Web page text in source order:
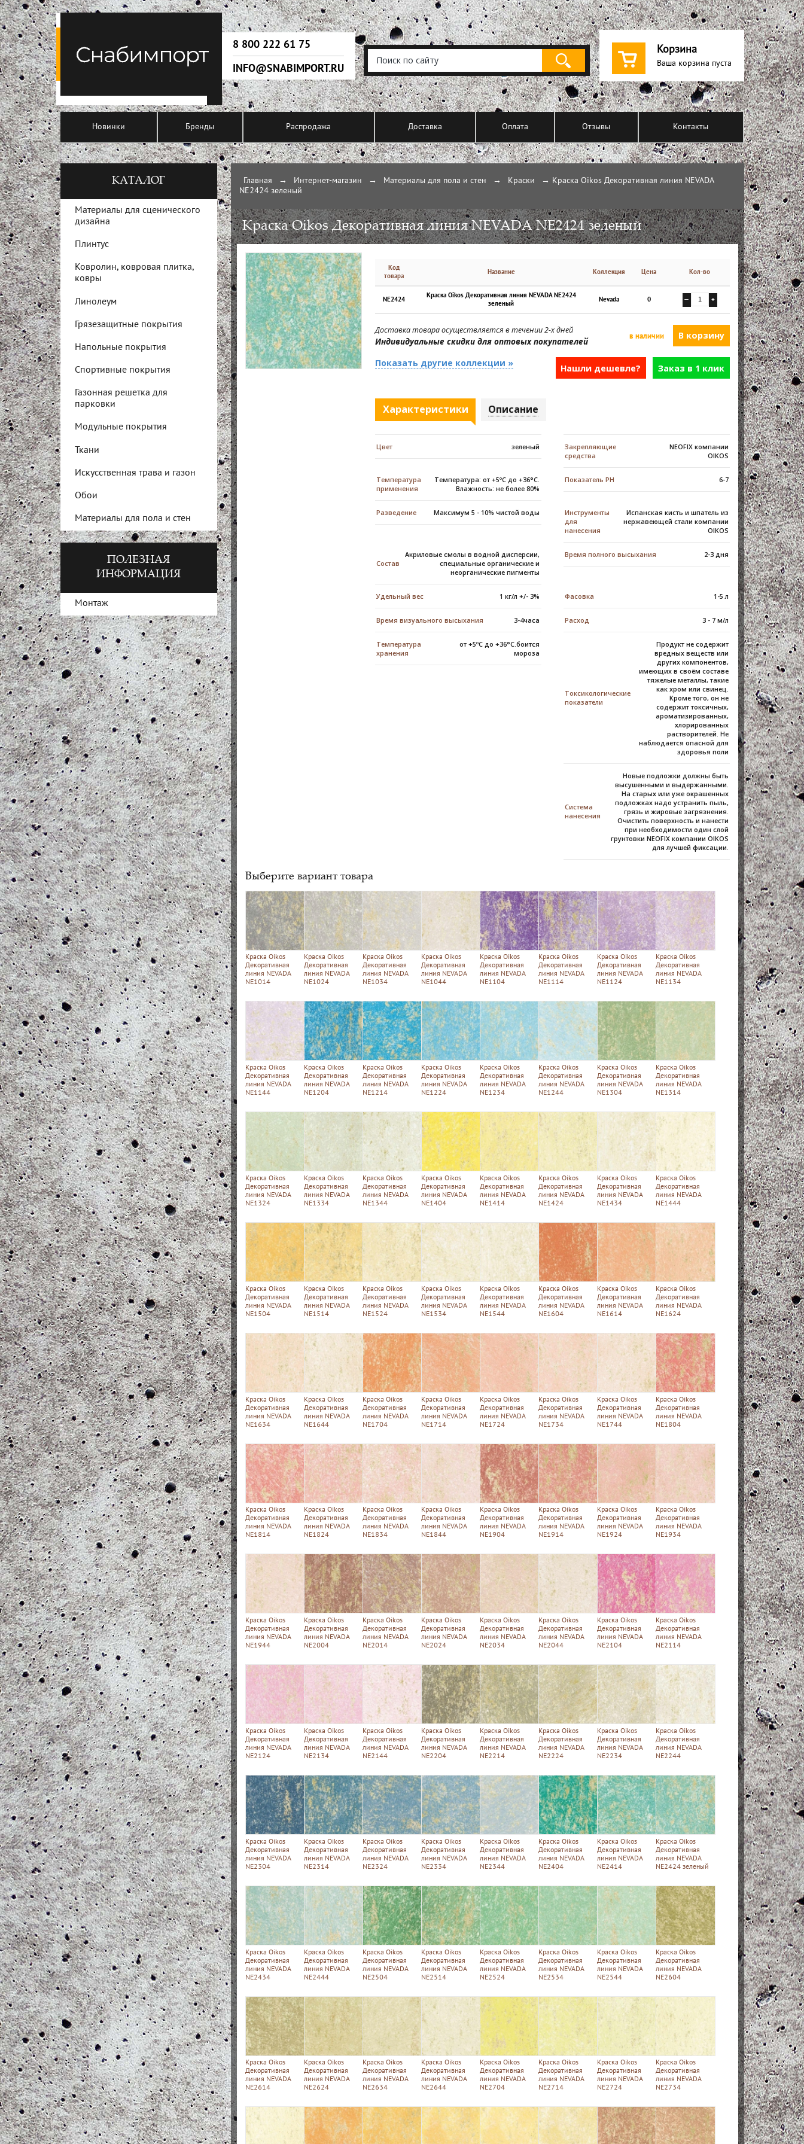
8 800 222 61 75
INFO@SNABIMPORT.RU
Корзина
Ваша корзина пуста
Новинки Бренды Распродажа Доставка Оплата Отзывы Контакты
Главная → Интернет-магазин → Материалы для пола и стен → Краски →
Краска Oikos Декоративная линия NEVADA
NE2424 зеленый
Краска Oikos Декоративная линия NEVADA NE2424 зеленый
Код
товара
Название Коллекция Цена Кол-во
NE2424
Краска Oikos Декоративная линия NEVADA NE2424
зеленый
Nevada 0 — +
Доставка товара осуществляется в течении 2-х дней
Индивидуальные скидки для оптовых покупателей в наличии
Показать другие коллекции » Заказ в 1 клик
Нашли дешевле?
Характеристики Описание
Цвет зеленый
Закрепляющие
средства
NEOFIX компании
OIKOS
Показатель PH 6-7
Температура
применения
Температура: от +5ºС до +36°С.
Влажность: не более 80%
Разведение Максимум 5 - 10% чистой воды
Инструменты
для
нанесения
Испанская кисть и шпатель из
нержавеющей стали компании
OIKOS
Время полного высыхания
2-3 дня
Состав
Акриловые смолы в водной дисперсии,
специальные органические и
неорганические пигменты
Удельный вес 1 кг/л +/- 3% Фасовка 1-5 л
Расход 3 - 7 м/л
Время визуального высыхания 3-4часа
Температура
хранения
от +5ºС до +36°С.боится
мороза
Токсикологические
показатели
Продукт не содержит
вредных веществ или
других компонентов,
имеющих в своём составе
тяжелые металлы, такие
как хром или свинец.
Кроме того, он не
содержит токсичных,
ароматизированных,
хлорированных
растворителей. Не
наблюдается опасной для
здоровья поли
Система
нанесения
Новые подложки должны быть
высушенными и выдержанными.
На старых или уже окрашенных
подложках надо устранить пыль,
грязь и жировые загрязнения.
Очистить поверхность и нанести
при необходимости один слой
грунтовки NEOFIX компании OIKOS
для лучшей фиксации.
Выберите вариант товара
Краска Oikos
Декоративная
линия NEVADA
NE1014
Краска Oikos
Декоративная
линия NEVADA
NE1024
Краска Oikos
Декоративная
линия NEVADA
NE1034
Краска Oikos
Декоративная
линия NEVADA
NE1044
Краска Oikos
Декоративная
линия NEVADA
NE1104
Краска Oikos
Декоративная
линия NEVADA
NE1114
Краска Oikos
Декоративная
линия NEVADA
NE1124
Краска Oikos
Декоративная
линия NEVADA
NE1134
Краска Oikos
Декоративная
линия NEVADA
NE1144
Краска Oikos
Декоративная
линия NEVADA
NE1204
Краска Oikos
Декоративная
линия NEVADA
NE1214
Краска Oikos
Декоративная
линия NEVADA
NE1224
Краска Oikos
Декоративная
линия NEVADA
NE1234
Краска Oikos
Декоративная
линия NEVADA
NE1244
Краска Oikos
Декоративная
линия NEVADA
NE1304
Краска Oikos
Декоративная
линия NEVADA
NE1314
Краска Oikos
Декоративная
линия NEVADA
NE1324
Краска Oikos
Декоративная
линия NEVADA
NE1334
Краска Oikos
Декоративная
линия NEVADA
NE1344
Краска Oikos
Декоративная
линия NEVADA
NE1404
Краска Oikos
Декоративная
линия NEVADA
NE1414
Краска Oikos
Декоративная
линия NEVADA
NE1424
Краска Oikos
Декоративная
линия NEVADA
NE1434
Краска Oikos
Декоративная
линия NEVADA
NE1444
Краска Oikos
Декоративная
линия NEVADA
NE1504
Краска Oikos
Декоративная
линия NEVADA
NE1514
Краска Oikos
Декоративная
линия NEVADA
NE1524
Краска Oikos
Декоративная
линия NEVADA
NE1534
Краска Oikos
Декоративная
линия NEVADA
NE1544
Краска Oikos
Декоративная
линия NEVADA
NE1604
Краска Oikos
Декоративная
линия NEVADA
NE1614
Краска Oikos
Декоративная
линия NEVADA
NE1624
Краска Oikos
Декоративная
линия NEVADA
NE1634
Краска Oikos
Декоративная
линия NEVADA
NE1644
Краска Oikos
Декоративная
линия NEVADA
NE1704
Краска Oikos
Декоративная
линия NEVADA
NE1714
Краска Oikos
Декоративная
линия NEVADA
NE1724
Краска Oikos
Декоративная
линия NEVADA
NE1734
Краска Oikos
Декоративная
линия NEVADA
NE1744
Краска Oikos
Декоративная
линия NEVADA
NE1804
Краска Oikos
Декоративная
линия NEVADA
NE1814
Краска Oikos
Декоративная
линия NEVADA
NE1824
Краска Oikos
Декоративная
линия NEVADA
NE1834
Краска Oikos
Декоративная
линия NEVADA
NE1844
Краска Oikos
Декоративная
линия NEVADA
NE1904
Краска Oikos
Декоративная
линия NEVADA
NE1914
Краска Oikos
Декоративная
линия NEVADA
NE1924
Краска Oikos
Декоративная
линия NEVADA
NE1934
Краска Oikos
Декоративная
линия NEVADA
NE1944
Краска Oikos
Декоративная
линия NEVADA
NE2004
Краска Oikos
Декоративная
линия NEVADA
NE2014
Краска Oikos
Декоративная
линия NEVADA
NE2024
Краска Oikos
Декоративная
линия NEVADA
NE2034
Краска Oikos
Декоративная
линия NEVADA
NE2044
Краска Oikos
Декоративная
линия NEVADA
NE2104
Краска Oikos
Декоративная
линия NEVADA
NE2114
Краска Oikos
Декоративная
линия NEVADA
NE2124
Краска Oikos
Декоративная
линия NEVADA
NE2134
Краска Oikos
Декоративная
линия NEVADA
NE2144
Краска Oikos
Декоративная
линия NEVADA
NE2204
Краска Oikos
Декоративная
линия NEVADA
NE2214
Краска Oikos
Декоративная
линия NEVADA
NE2224
Краска Oikos
Декоративная
линия NEVADA
NE2234
Краска Oikos
Декоративная
линия NEVADA
NE2244
Краска Oikos
Декоративная
линия NEVADA
NE2304
Краска Oikos
Декоративная
линия NEVADA
NE2314
Краска Oikos
Декоративная
линия NEVADA
NE2324
Краска Oikos
Декоративная
линия NEVADA
NE2334
Краска Oikos
Декоративная
линия NEVADA
NE2344
Краска Oikos
Декоративная
линия NEVADA
NE2404
Краска Oikos
Декоративная
линия NEVADA
NE2414
Краска Oikos
Декоративная
линия NEVADA
NE2424 зеленый
Краска Oikos
Декоративная
линия NEVADA
NE2434
Краска Oikos
Декоративная
линия NEVADA
NE2444
Краска Oikos
Декоративная
линия NEVADA
NE2504
Краска Oikos
Декоративная
линия NEVADA
NE2514
Краска Oikos
Декоративная
линия NEVADA
NE2524
Краска Oikos
Декоративная
линия NEVADA
NE2534
Краска Oikos
Декоративная
линия NEVADA
NE2544
Краска Oikos
Декоративная
линия NEVADA
NE2604
Краска Oikos
Декоративная
линия NEVADA
NE2614
Краска Oikos
Декоративная
линия NEVADA
NE2624
Краска Oikos
Декоративная
линия NEVADA
NE2634
Краска Oikos
Декоративная
линия NEVADA
NE2644
Краска Oikos
Декоративная
линия NEVADA
NE2704
Краска Oikos
Декоративная
линия NEVADA
NE2714
Краска Oikos
Декоративная
линия NEVADA
NE2724
Краска Oikos
Декоративная
линия NEVADA
NE2734
КАТАЛОГ
Материалы для сценического
дизайна
Плинтус
Ковролин, ковровая плитка,
ковры
Линолеум
Грязезащитные покрытия
Напольные покрытия
Спортивные покрытия
Газонная решетка для
парковки
Модульные покрытия
Ткани
Искусственная трава и газон
Обои
Материалы для пола и стен
ПОЛЕЗНАЯ
ИНФОРМАЦИЯ
Монтаж